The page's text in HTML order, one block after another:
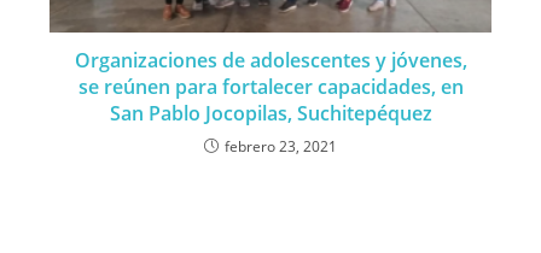
Organizaciones de adolescentes y jóvenes,
se reúnen para fortalecer capacidades, en
San Pablo Jocopilas, Suchitepéquez
febrero 23, 2021